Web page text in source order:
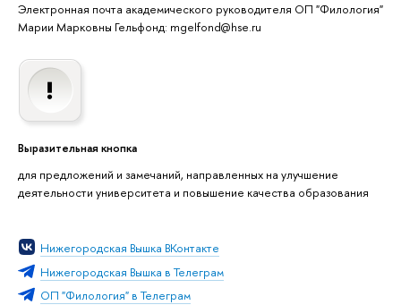
Электронная почта академического руководителя ОП "Филология"
Марии Марковны Гельфонд: mgelfond@hse.ru
Выразительная кнопка
для предложений и замечаний, направленных на улучшение
деятельности университета и повышение качества образования
Нижегородская Вышка ВКонтакте
Нижегородская Вышка в Телеграм
ОП "Филология" в Телеграм